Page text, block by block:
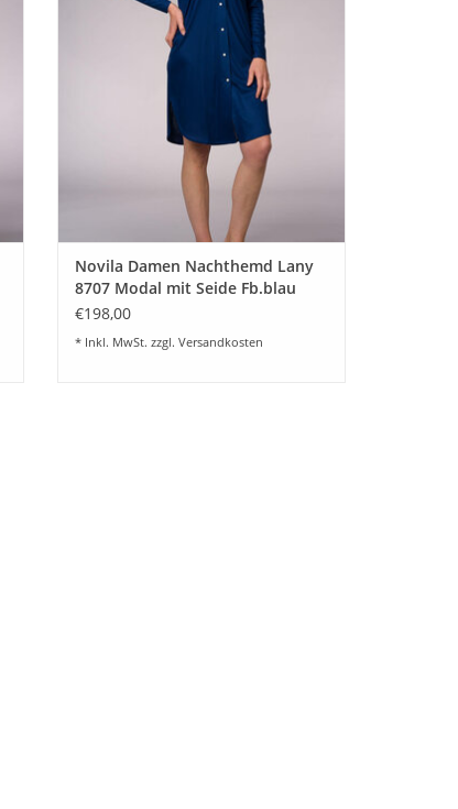
Modal mit Seide.
ZUM WARENKORB HINZUFÜGEN
Novila Damen Nachthemd Lany
8707 Modal mit Seide Fb.blau
€198,00
* Inkl. MwSt. zzgl. Versandkosten